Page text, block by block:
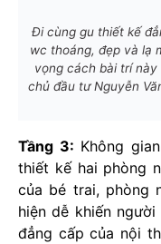
Đi cùng gu thiết kế
wc thoáng, đẹp và lạ
vọng cách bài trí này
chủ đầu tư Nguyễn
Tầng 3: Không
thiết kế hai phòng
của bé trai, phòng
hiện dễ khiến
đẳng cấp của nội